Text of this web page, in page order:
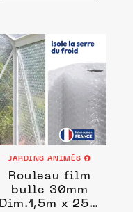
JARDINS ANIMÉS
Rouleau film
bulle 30mm
Dim.1,5m x 25m